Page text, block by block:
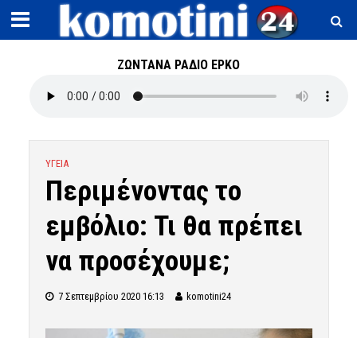
ΖΩΝΤΑΝΑ ΡΑΔΙΟ ΕΡΚΟ
ΥΓΕΙΑ
Περιμένοντας το
εμβόλιο: Τι θα πρέπει
να προσέχουμε;
7 Σεπτεμβρίου 2020 16:13 komotini24